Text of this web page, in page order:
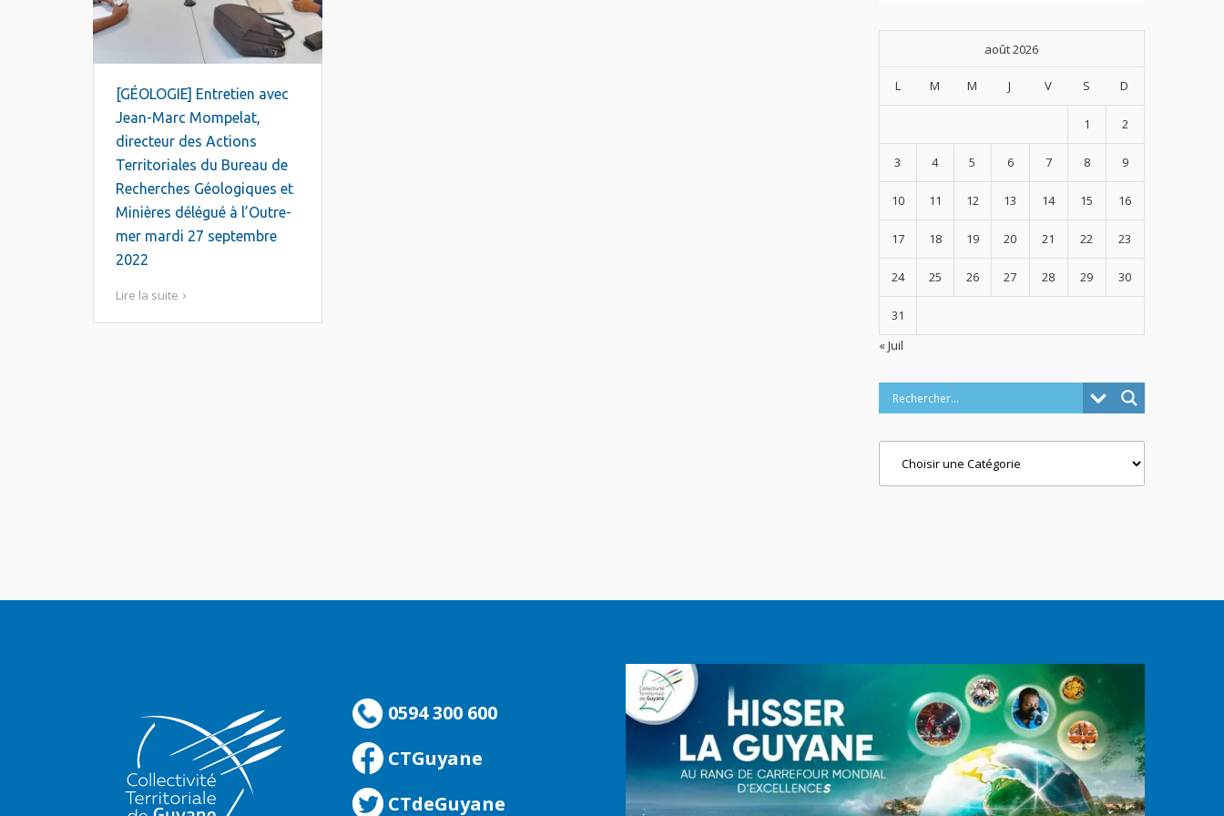
[GÉOLOGIE] Entretien avec
Jean-Marc Mompelat,
directeur des Actions
Territoriales du Bureau de
Recherches Géologiques et
Minières délégué à l’Outre-
mer mardi 27 septembre
2022
Lire la suite
août 2026
L M M J V S D
1 2
3 4 5 6 7 8 9
10 11 12 13 14 15 16
17 18 19 20 21 22 23
24 25 26 27 28 29 30
31
« Juil
0594 300 600
CTGuyane
CTdeGuyane